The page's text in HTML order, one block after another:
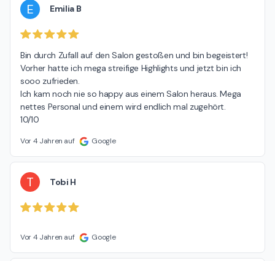
E Emilia B
Bin durch Zufall auf den Salon gestoßen und bin begeistert!
Vorher hatte ich mega streifige Highlights und jetzt bin ich
sooo zufrieden.
Ich kam noch nie so happy aus einem Salon heraus. Mega
nettes Personal und einem wird endlich mal zugehört.
10/10
Vor 4 Jahren auf Google
T Tobi H
Vor 4 Jahren auf Google